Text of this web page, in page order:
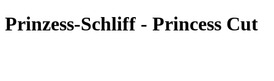
Prinzess-Schliff - Princess Cut